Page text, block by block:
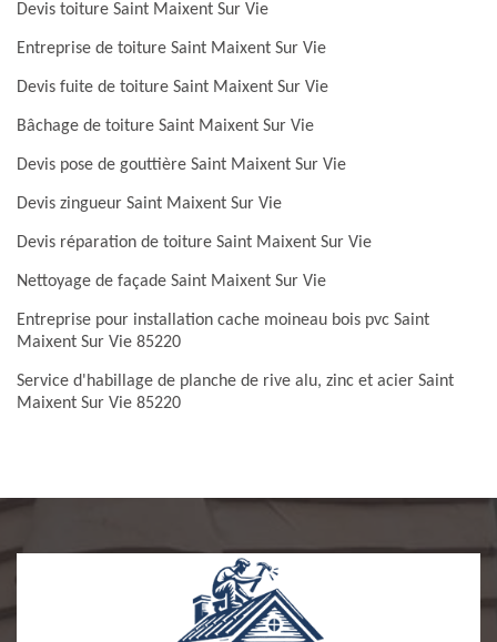
Devis toiture Saint Maixent Sur Vie
Entreprise de toiture Saint Maixent Sur Vie
Devis fuite de toiture Saint Maixent Sur Vie
Bâchage de toiture Saint Maixent Sur Vie
Devis pose de gouttière Saint Maixent Sur Vie
Devis zingueur Saint Maixent Sur Vie
Devis réparation de toiture Saint Maixent Sur Vie
Nettoyage de façade Saint Maixent Sur Vie
Entreprise pour installation cache moineau bois pvc Saint
Maixent Sur Vie 85220
Service d'habillage de planche de rive alu, zinc et acier Saint
Maixent Sur Vie 85220